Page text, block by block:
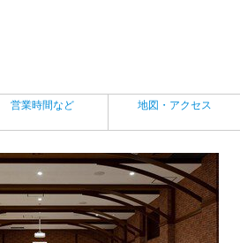
営業時間など 地図・アクセス